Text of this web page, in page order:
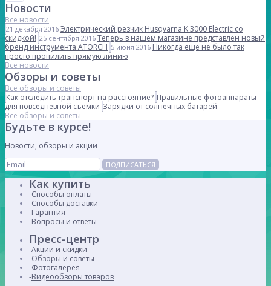
Новости
Все новости
21 декабря 2016 Электрический резчик Husqvarna K 3000 Electric со
скидкой! 25 сентября 2016 Теперь в нашем магазине представлен новый
бренд инструмента ATORCH 5 июня 2016 Никогда еще не было так
просто пропилить прямую линию
Все новости
Обзоры и советы
Все обзоры и советы
Как отследить транспорт на расстояние? Правильные фотоаппараты
для повседневной съемки Зарядки от солнечных батарей
Все обзоры и советы
Будьте в курсе!
Новости, обзоры и акции
ПОДПИСАТЬСЯ
Как купить
Способы оплаты
Способы доставки
Гарантия
Вопросы и ответы
Пресс-центр
Акции и скидки
Обзоры и советы
Фотогалерея
Видеообзоры товаров